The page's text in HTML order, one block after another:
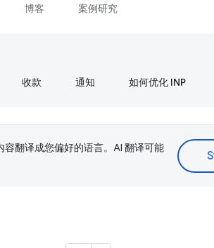
博客 案例研究
收款 通知 如何优化 INP
翻译成您偏好的语言。AI 翻译可能